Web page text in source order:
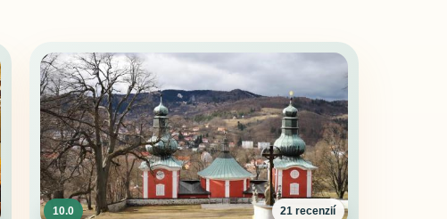
10.0 21 recenzií